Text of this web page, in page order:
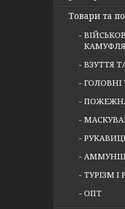
Товари та
ВЗУТТЯ
ГОЛОВНІ
ТУРІЗМ
ОПТ